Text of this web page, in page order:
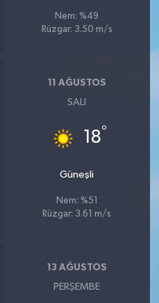
Nem: %49
Rüzgar: 3.50 m/s
11 AĞUSTOS
SALI
18°
Güneşli
Nem: %51
Rüzgar: 3.61 m/s
13 AĞUSTOS
PERŞEMBE